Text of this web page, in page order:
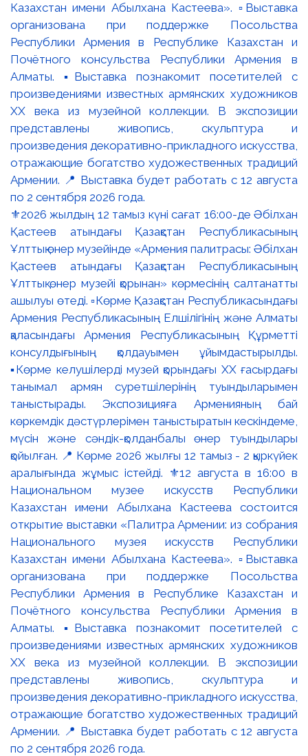
⚜️2026 жылдың 12 тамыз күні сағат 16:00-де Әбілхан
Қастеев атындағы Қазақстан Республикасының
Ұлттық өнер музейінде «Армения палитрасы: Әбілхан
Қастеев атындағы Қазақстан Республикасының
Ұлттық өнер музейі қорынан» көрмесінің салтанатты
ашылуы өтеді. ▫️Көрме Қазақстан Республикасындағы
Армения Республикасының Елшілігінің және Алматы
қаласындағы Армения Республикасының Құрметті
консулдығының қолдауымен ұйымдастырылды.
▪️Көрме келушілерді музей қорындағы ХХ ғасырдағы
танымал армян суретшілерінің туындыларымен
таныстырады. Экспозицияға Арменияның бай
көркемдік дәстүрлерімен таныстыратын кескіндеме,
мүсін және сәндік-қолданбалы өнер туындылары
қойылған. 📍 Көрме 2026 жылғы 12 тамыз - 2 қыркүйек
аралығында жұмыс істейді. ⚜️12 августа в 16:00 в
Национальном музее искусств Республики
Казахстан имени Абылхана Кастеева состоится
открытие выставки «Палитра Армении: из собрания
Национального музея искусств Республики
Казахстан имени Абылхана Кастеева». ▫️Выставка
организована при поддержке Посольства
Республики Армения в Республике Казахстан и
Почётного консульства Республики Армения в
Алматы. ▪️Выставка познакомит посетителей с
произведениями известных армянских художников
XX века из музейной коллекции. В экспозиции
представлены живопись, скульптура и
произведения декоративно-прикладного искусства,
отражающие богатство художественных традиций
Армении. 📍 Выставка будет работать с 12 августа
по 2 сентября 2026 года.